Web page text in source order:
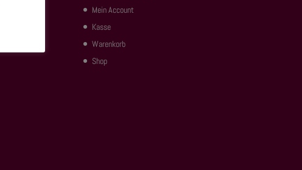
Mein Account
Kasse
Warenkorb
Shop